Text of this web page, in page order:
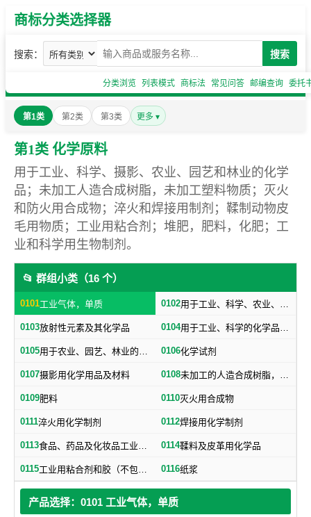
商标分类选择器
搜索： 搜索
分类浏览 列表模式 商标法 常见问答 邮编查询 委托
第1类 第2类 第3类 更多 ▾
第1类 化学原料
用于工业、科学、摄影、农业、园艺和林业的化学
品；未加工人造合成树脂，未加工塑料物质；灭火
和防火用合成物；淬火和焊接用制剂；鞣制动物皮
毛用物质；工业用粘合剂；堆肥，肥料，化肥；工
业和科学用生物制剂。
📂 群组小类（16 个）
0101工业气体，单质 0102 用于工业、科学、农业、园艺、林业的工业化工原料
0103放射性元素及其化学品 0104 用于工业、科学的化学品、化学制剂，不属于其他类别的产品用的化学制品
0105 用于农业、园艺、林业的化学品、化学制剂 0106化学试剂
0107摄影用化学用品及材料 0108 未加工的人造合成树脂，未加工塑料物质（不包括未加工的天然树脂）
0109肥料 0110灭火用合成物
0111淬火用化学制剂 0112焊接用化学制剂
0113 食品、药品及化妆品工业用化学品（不包括食品用防腐盐） 0114鞣料及皮革用化学品
0115 工业用粘合剂和胶（不包括纸用粘合剂） 0116纸浆
产品选择：0101 工业气体，单质